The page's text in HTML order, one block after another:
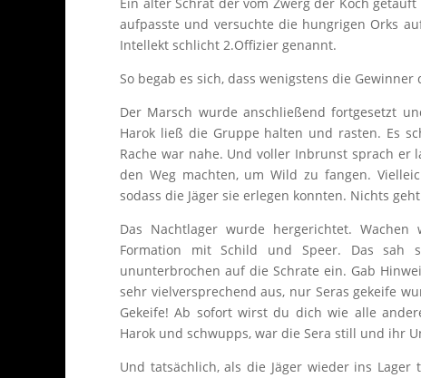
aufpasste und versuchte die hungrigen Orks
Intellekt schlicht 2.Offizier genannt.
So begab es sich, dass wenigstens die
Der Marsch wurde anschließend fortgesetzt
Harok ließ die Gruppe halten und rasten. Es
Rache war nahe. Und voller Inbrunst sprach er
den Weg machten, um Wild zu fangen.
sodass die Jäger sie erlegen konnten. Nichts
Das Nachtlager wurde hergerichtet.
Formation mit Schild und Speer. Das sah
ununterbrochen auf die Schrate ein. Gab
sehr vielversprechend aus, nur Seras gekeife
Gekeife! Ab sofort wirst du dich wie alle
Harok und schwupps, war die Sera still und ihr
Und tatsächlich, als die Jäger wieder ins